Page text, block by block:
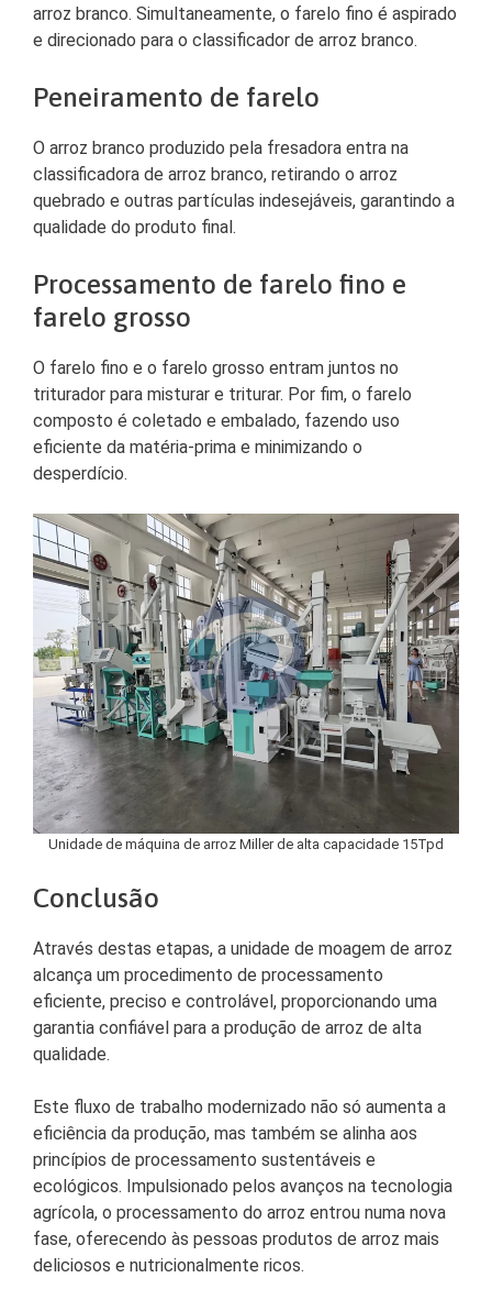
arroz branco. Simultaneamente, o farelo fino é aspirado
e direcionado para o classificador de arroz branco.
Peneiramento de farelo
O arroz branco produzido pela fresadora entra na
classificadora de arroz branco, retirando o arroz
quebrado e outras partículas indesejáveis, garantindo a
qualidade do produto final.
Processamento de farelo fino e
farelo grosso
O farelo fino e o farelo grosso entram juntos no
triturador para misturar e triturar. Por fim, o farelo
composto é coletado e embalado, fazendo uso
eficiente da matéria-prima e minimizando o
desperdício.
Unidade de máquina de arroz Miller de alta capacidade 15Tpd
Conclusão
Através destas etapas, a unidade de moagem de arroz
alcança um procedimento de processamento
eficiente, preciso e controlável, proporcionando uma
garantia confiável para a produção de arroz de alta
qualidade.
Este fluxo de trabalho modernizado não só aumenta a
eficiência da produção, mas também se alinha aos
princípios de processamento sustentáveis ​​e
ecológicos. Impulsionado pelos avanços na tecnologia
agrícola, o processamento do arroz entrou numa nova
fase, oferecendo às pessoas produtos de arroz mais
deliciosos e nutricionalmente ricos.